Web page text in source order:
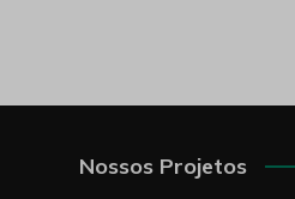
Nossos Projetos